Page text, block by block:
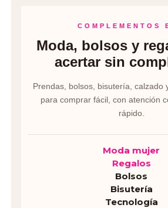
COMPLEMENTOS
Moda, bolsos y
acertar sin
Prendas, bolsos, bisutería, calzado
para comprar fácil, con atención
rápido.
Moda mujer
Regalos
Bolsos
Bisutería
Tecnología